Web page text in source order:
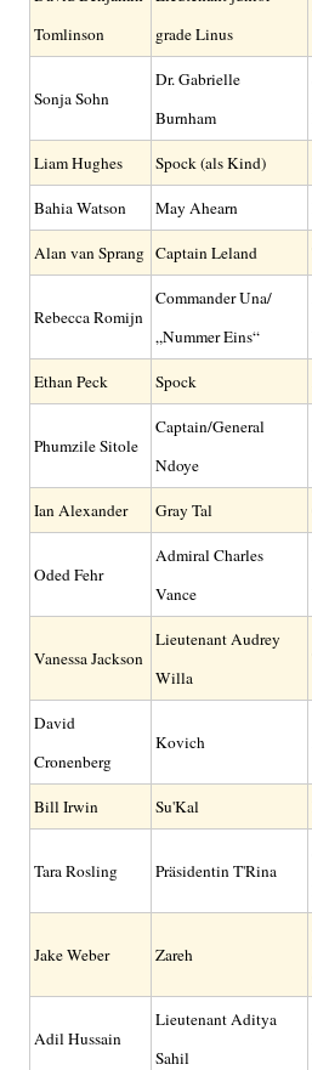
Tomlinson
grade Linus
Sonja Sohn
Dr. Gabrielle
Burnham
Liam Hughes Spock (als Kind)
Bahia Watson May Ahearn
Alan van Sprang Captain Leland
Rebecca Romijn
Commander Una/
„Nummer Eins“
Ethan Peck Spock
Phumzile Sitole
Captain/General
Ndoye
Ian Alexander Gray Tal
Oded Fehr
Admiral Charles
Vance
Vanessa Jackson
Lieutenant Audrey
Willa
David
Cronenberg
Kovich
Bill Irwin Su'Kal
Tara Rosling Präsidentin T'Rina
Jake Weber Zareh
Adil Hussain
Lieutenant Aditya
Sahil